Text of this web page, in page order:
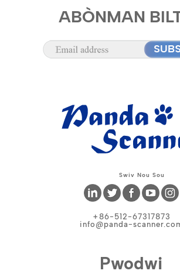
ABÒNMAN
Swiv Nou Sou
+86-512-67317873
info@panda-
Pwodwi